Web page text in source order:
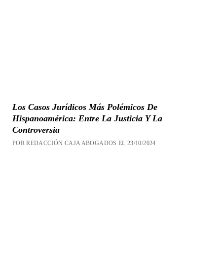
Los Casos Jurídicos Más Polémicos De
Hispanoamérica: Entre La Justicia Y La
Controversia
POR REDACCIÓN CAJA ABOGADOS EL 23/10/2024